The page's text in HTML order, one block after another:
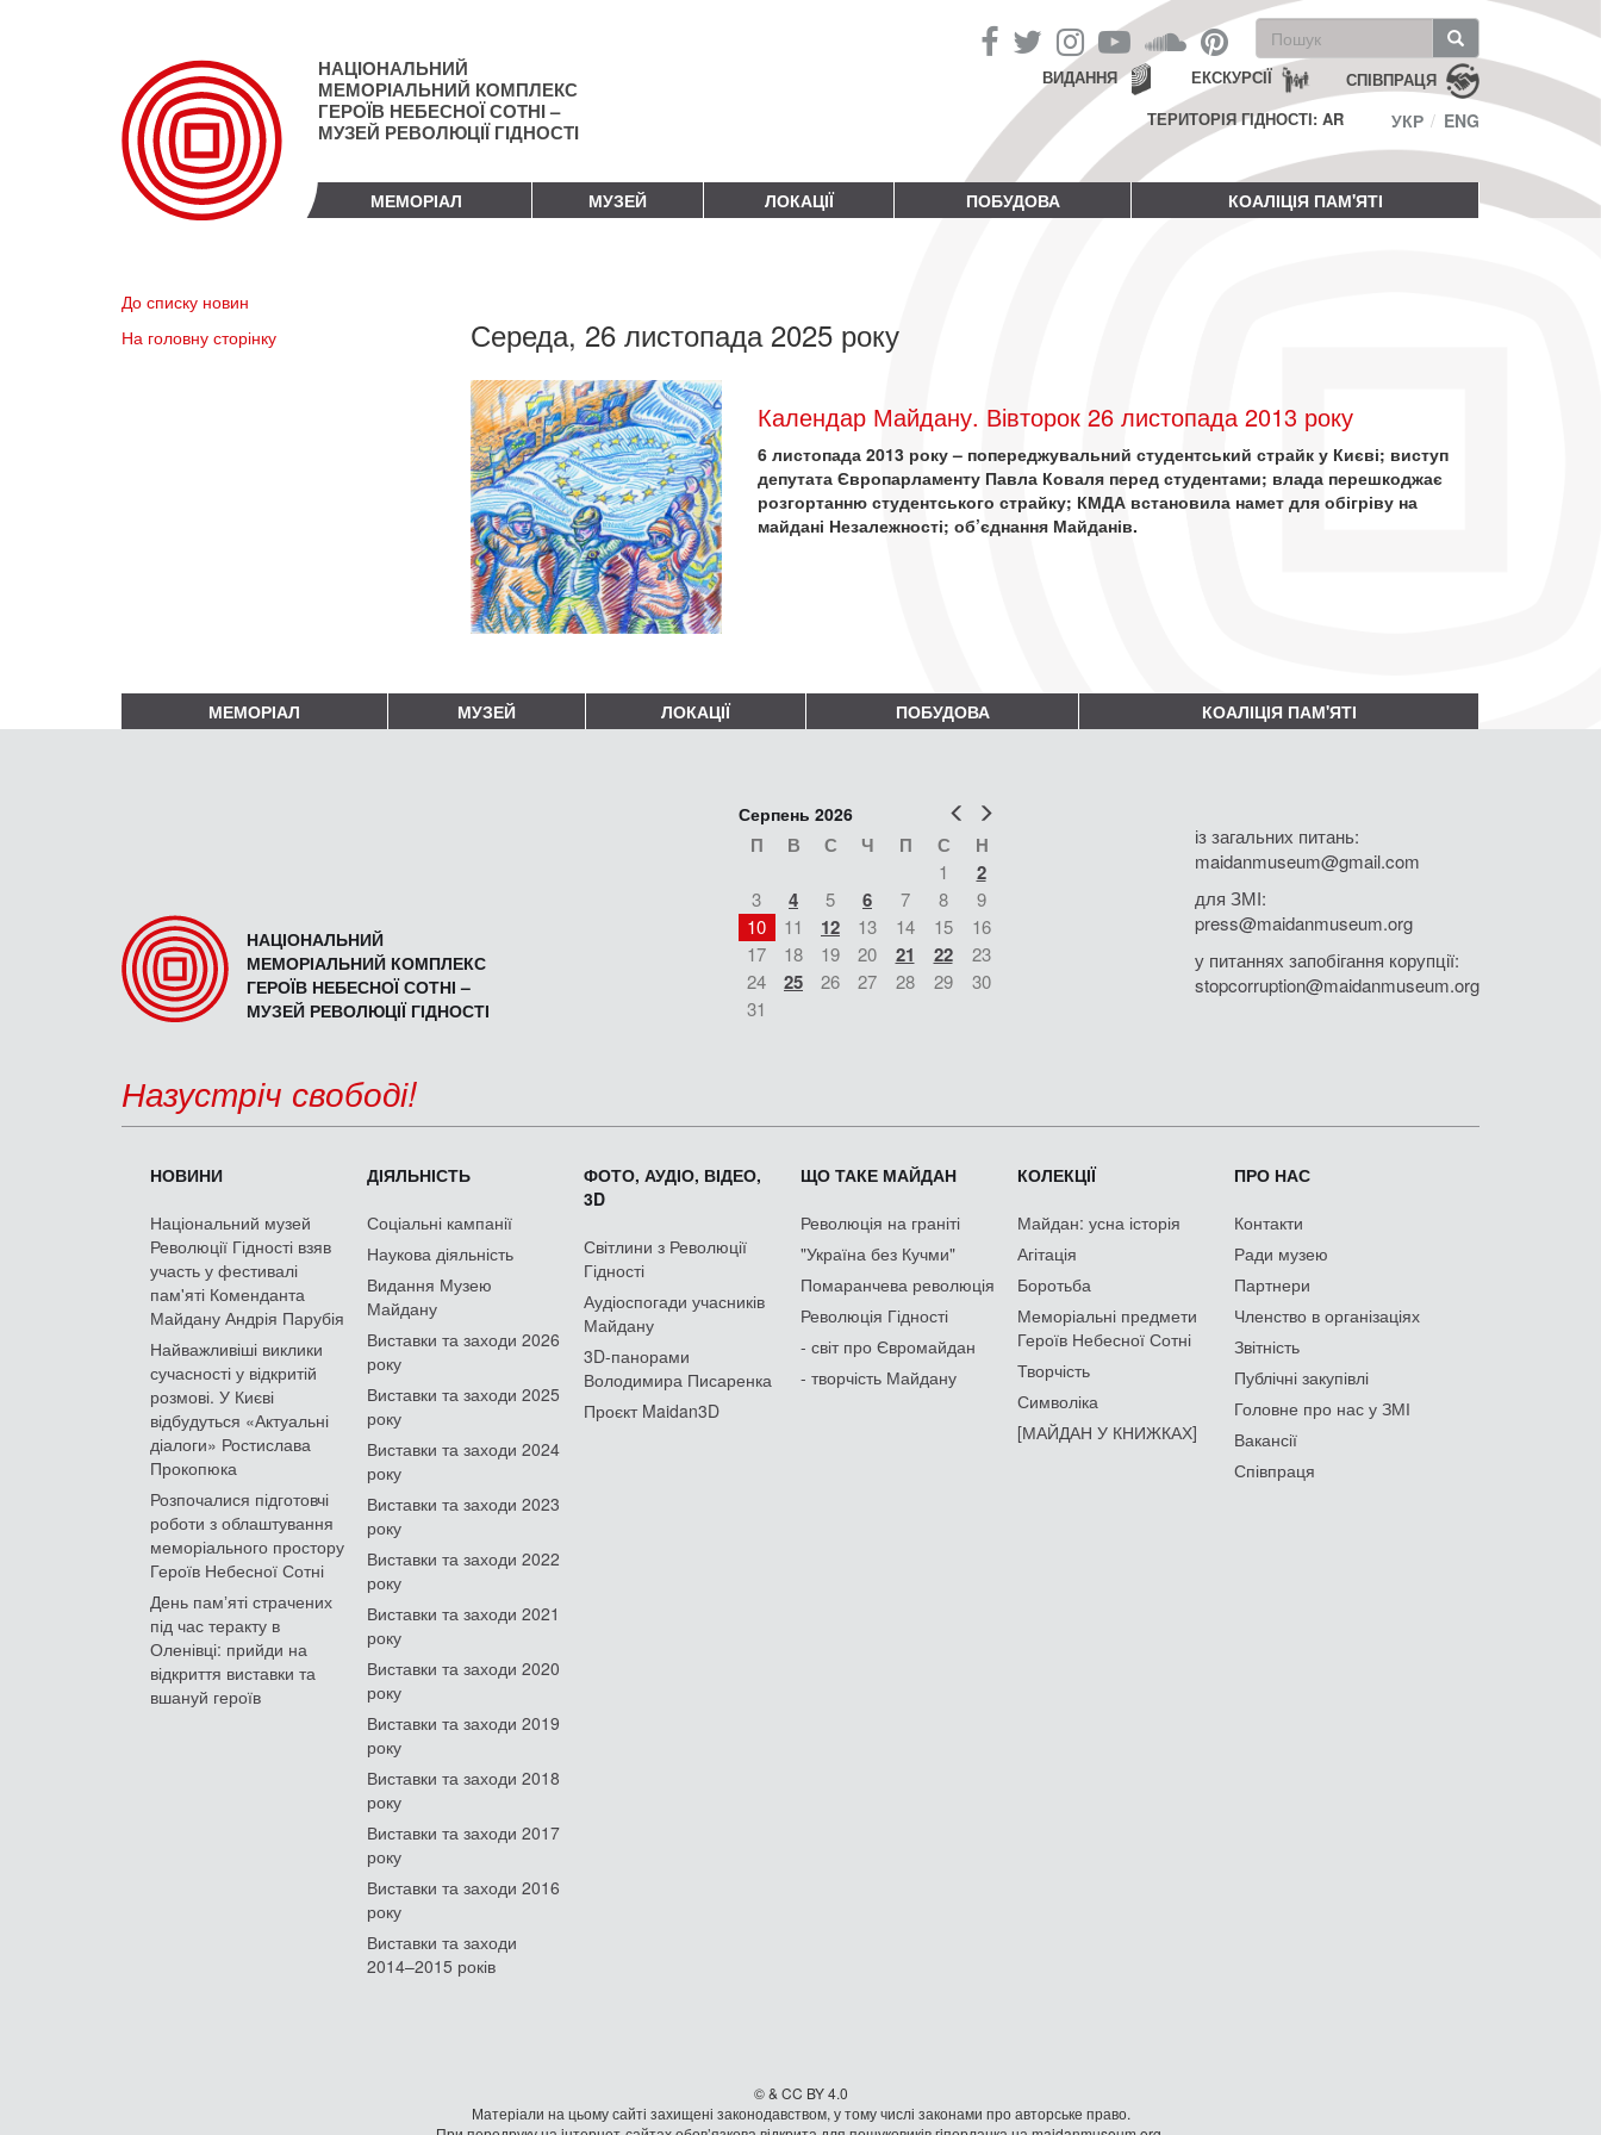
НАЦІОНАЛЬНИЙ
МЕМОРІАЛЬНИЙ КОМПЛЕКС
ГЕРОЇВ НЕБЕСНОЇ СОТНІ –
МУЗЕЙ РЕВОЛЮЦІЇ ГІДНОСТІ
Пошукова
форма
Пошук СПІВПРАЦЯ
ЕКСКУРСІЇ
ВИДАННЯ
ТЕРИТОРІЯ ГІДНОСТІ: AR
УКР ENG
МЕМОРІАЛ МУЗЕЙ ЛОКАЦІЇ ПОБУДОВА КОАЛІЦІЯ ПАМ'ЯТІ
До списку новин
На головну сторінку
Середа, 26 листопада 2025 року
Календар Майдану. Вівторок 26 листопада 2013 року
6 листопада 2013 року – попереджувальний студентський страйк у Києві; виступ
депутата Європарламенту Павла Коваля перед студентами; влада перешкоджає
розгортанню студентського страйку; КМДА встановила намет для обігріву на
майдані Незалежності; об’єднання Майданів.
МЕМОРІАЛ МУЗЕЙ ЛОКАЦІЇ ПОБУДОВА КОАЛІЦІЯ ПАМ'ЯТІ
НАЦІОНАЛЬНИЙ
МЕМОРІАЛЬНИЙ КОМПЛЕКС
ГЕРОЇВ НЕБЕСНОЇ СОТНІ –
МУЗЕЙ РЕВОЛЮЦІЇ ГІДНОСТІ
Попер
Серпень 2026
П В С Ч П С Н
1 2
3 4 5 6 7 8
9
10
11 12 13 14 15
16
17
18 19 20 21 22
23
24
25 26 27 28 29
30
31
із загальних питань:
maidanmuseum@gmail.com
для ЗМІ:
press@maidanmuseum.org
у питаннях запобігання корупції:
stopcorruption@maidanmuseum.org
Назустріч свободі!
НОВИНИ
Національний музей
Революції Гідності взяв
участь у фестивалі
пам'яті Коменданта
Майдану Андрія Парубія
Найважливіші виклики
сучасності у відкритій
розмові. У Києві
відбудуться «Актуальні
діалоги» Ростислава
Прокопюка
Розпочалися підготовчі
роботи з облаштування
меморіального простору
Героїв Небесної Сотні
День памʼяті страчених
під час теракту в
Оленівці: прийди на
відкриття виставки та
вшануй героїв
ДІЯЛЬНІСТЬ
Соціальні кампанії
Наукова діяльність
Видання Музею
Майдану
Виставки та заходи 2026
року
Виставки та заходи 2025
року
Виставки та заходи 2024
року
Виставки та заходи 2023
року
Виставки та заходи 2022
року
Виставки та заходи 2021
року
Виставки та заходи 2020
року
Виставки та заходи 2019
року
Виставки та заходи 2018
року
Виставки та заходи 2017
року
Виставки та заходи 2016
року
Виставки та заходи
2014–2015 років
ФОТО, АУДІО, ВІДЕО,
3D
Світлини з Революції
Гідності
Аудіоспогади учасників
Майдану
3D-панорами
Володимира Писаренка
Проєкт Maidan3D
ЩО ТАКЕ МАЙДАН
Революція на граніті
"Україна без Кучми"
Помаранчева революція
Революція Гідності
- світ про Євромайдан
- творчість Майдану
КОЛЕКЦІЇ
Майдан: усна історія
Агітація
Боротьба
Меморіальні предмети
Героїв Небесної Сотні
Творчість
Символіка
[МАЙДАН У КНИЖКАХ]
ПРО НАС
Контакти
Ради музею
Партнери
Членство в організаціях
Звітність
Публічні закупівлі
Головне про нас у ЗМІ
Вакансії
Співпраця
© & CC BY 4.0
Матеріали на цьому сайті захищені законодавством, у тому числі законами про авторське право.